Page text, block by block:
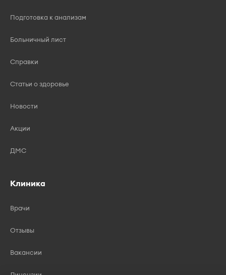
Подготовка к анализам
Больничный лист
Справки
Статьи о здоровье
Новости
Акции
ДМС
Клиника
Врачи
Отзывы
Вакансии